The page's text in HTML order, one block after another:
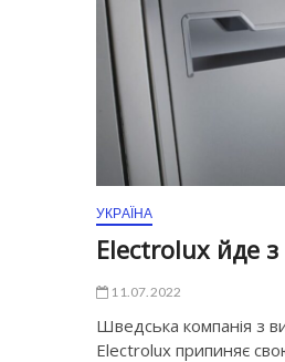
УКРАЇНА
Electrolux йде з
11.07.2022
Шведська компанія з
Electrolux припиняє